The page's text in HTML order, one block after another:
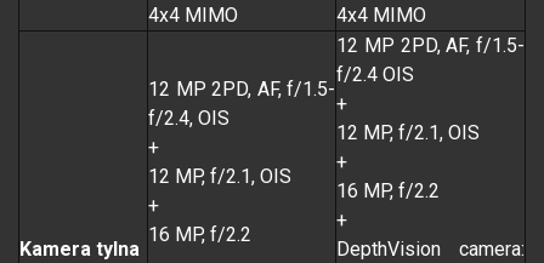
4x4 MIMO
4x4 MIMO
Kamera tylna
12 MP 2PD, AF, f/1.5-
f/2.4, OIS
+
12 MP, f/2.1, OIS
+
16 MP, f/2.2
12 MP 2PD, AF, f/1.5-
f/2.4 OIS
+
12 MP, f/2.1, OIS
+
16 MP, f/2.2
+
DepthVision camera: